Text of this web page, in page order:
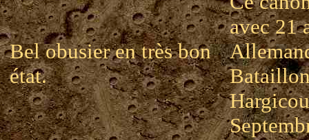
Bel obusier en très bon
état.
avec 21